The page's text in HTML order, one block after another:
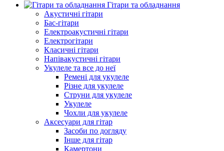
Гітари та обладнання
Акустичні гітари
Бас-гітари
Електроакустичні гітари
Електрогітари
Класичні гітари
Напівакустичні гітари
Укулеле та все до неї
Ремені для укулеле
Різне для укулеле
Струни для укулеле
Укулеле
Чохли для укулеле
Аксесуари для гітар
Засоби по догляду
Інше для гітар
Камертони